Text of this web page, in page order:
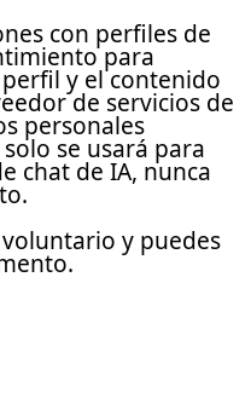
con perfiles de
para
y el contenido
de servicios de
personales
se usará para
chat de IA, nunca
y puedes